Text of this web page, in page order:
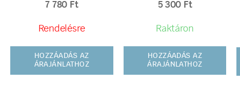
7 780 Ft
Rendelésre
HOZZÁADÁS AZ
ÁRAJÁNLATHOZ
5 300 Ft
Raktáron
HOZZÁADÁS AZ
ÁRAJÁNLATHOZ